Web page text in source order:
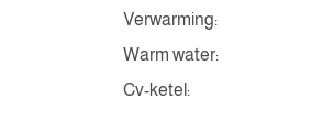
Verwarming:
Warm water:
Cv-ketel: